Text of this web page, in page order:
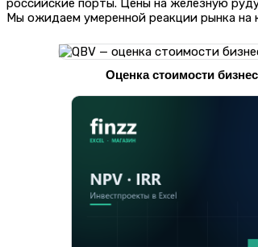
российские порты. Цены на железную
Мы ожидаем умеренной реакции рынка на
Оценка стоимости